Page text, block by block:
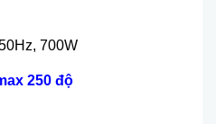
700W
250 độ